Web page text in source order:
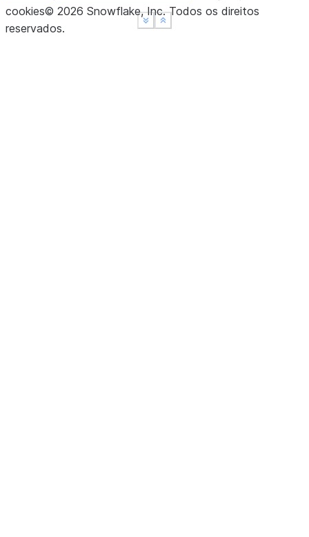
Show less
See moreShow less
See more
cookies© 2026 Snowflake, Inc.Todos os direitos
reservados.